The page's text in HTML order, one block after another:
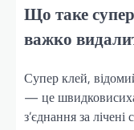
Що таке
важко
Супер клей,
— це
з’єднання за